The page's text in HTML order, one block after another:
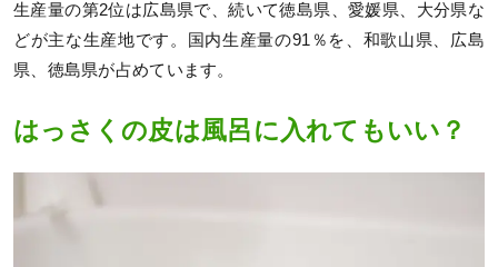
生産量の第2位は広島県で、続いて徳島県、愛媛県、大分県な
どが主な生産地です。国内生産量の91％を、和歌山県、広島
県、徳島県が占めています。
はっさくの皮は風呂に入れてもいい？